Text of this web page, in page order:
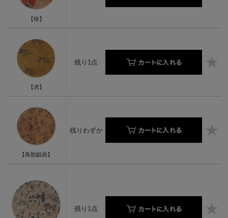
【狼】
【虎】
残り1点
【鳥獣戯画】
残りわずか
残り1点